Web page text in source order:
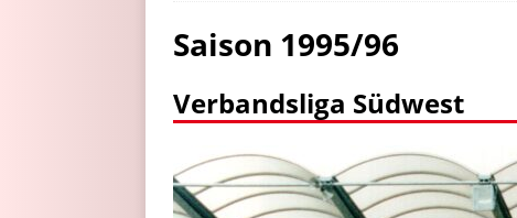
Saison 1995/96
Verbandsliga Südwest